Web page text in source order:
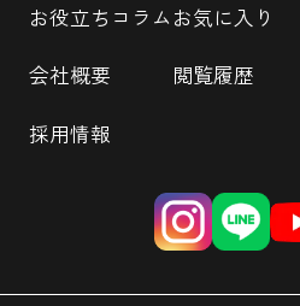
お役立ちコラム
会社概要
採用情報
お気に入り
閲覧履歴